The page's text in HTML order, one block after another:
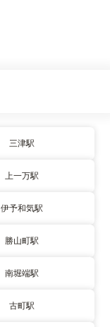
三津駅
上一万駅
伊予和気駅
勝山町駅
南堀端駅
古町駅